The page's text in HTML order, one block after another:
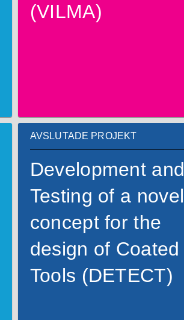
(VILMA)
AVSLUTADE PROJEKT
Development and
Testing of a novel
concept for the
design of Coated
Tools (DETECT)